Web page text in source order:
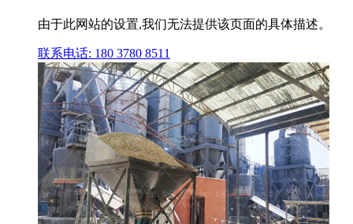
由于此网站的设置,我们无法提供该页面的具体描述。
联系电话: 180 3780 8511